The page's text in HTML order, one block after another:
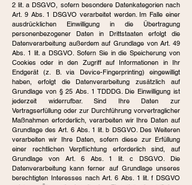
2 lit. a DSGVO, sofern besondere Datenkategorien nach
Art. 9 Abs. 1 DSGVO verarbeitet werden. Im Falle einer
ausdrücklichen Einwilligung in die Übertragung
personenbezogener Daten in Drittstaaten erfolgt die
Datenverarbeitung außerdem auf Grundlage von Art. 49
Abs. 1 lit. a DSGVO. Sofern Sie in die Speicherung von
Cookies oder in den Zugriff auf Informationen in Ihr
Endgerät (z. B. via Device-Fingerprinting) eingewilligt
haben, erfolgt die Datenverarbeitung zusätzlich auf
Grundlage von § 25 Abs. 1 TDDDG. Die Einwilligung ist
jederzeit widerrufbar. Sind Ihre Daten zur
Vertragserfüllung oder zur Durchführung vorvertraglicher
Maßnahmen erforderlich, verarbeiten wir Ihre Daten auf
Grundlage des Art. 6 Abs. 1 lit. b DSGVO. Des Weiteren
verarbeiten wir Ihre Daten, sofern diese zur Erfüllung
einer rechtlichen Verpflichtung erforderlich sind, auf
Grundlage von Art. 6 Abs. 1 lit. c DSGVO. Die
Datenverarbeitung kann ferner auf Grundlage unseres
berechtigten Interesses nach Art. 6 Abs. 1 lit. f DSGVO